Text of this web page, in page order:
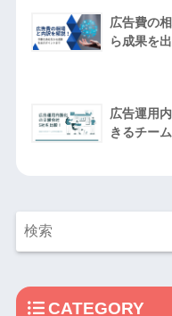
広告費の
ら成果を
広告運用
きるチー
CATEGORY